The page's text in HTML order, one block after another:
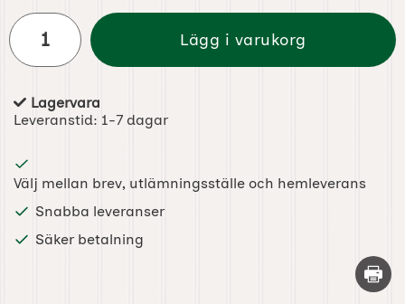
antal
Lägg i varukorg
Tillgänglighet:
Lagervara
Leveranstid: 1-7 dagar
Välj mellan brev, utlämningsställe och hemleverans
Snabba leveranser
Säker betalning
Skriv